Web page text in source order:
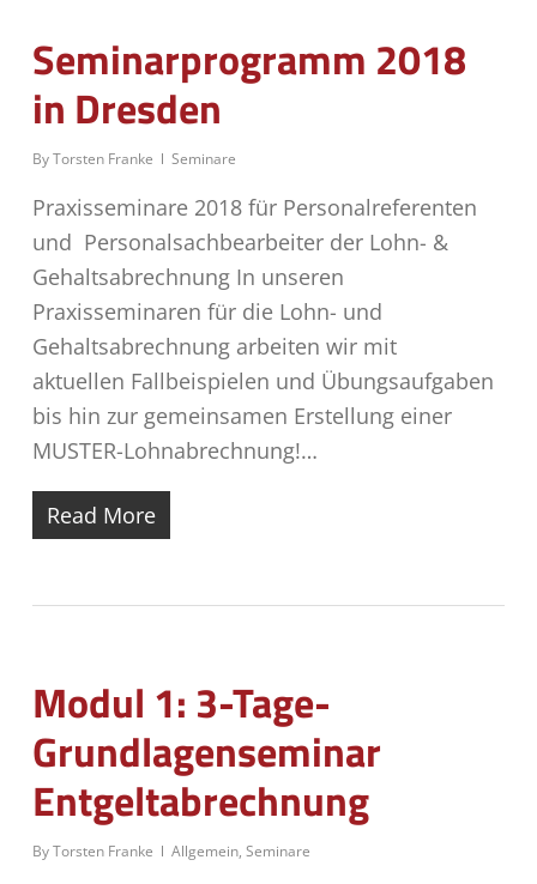
Seminarprogramm 2018
in Dresden
ByTorsten Franke Seminare
Praxisseminare 2018 für Personalreferenten
und Personalsachbearbeiter der Lohn- &
Gehaltsabrechnung In unseren
Praxisseminaren für die Lohn- und
Gehaltsabrechnung arbeiten wir mit
aktuellen Fallbeispielen und Übungsaufgaben
bis hin zur gemeinsamen Erstellung einer
MUSTER-Lohnabrechnung!…
Read More
Modul 1: 3-Tage-
Grundlagenseminar
Entgeltabrechnung
ByTorsten Franke Allgemein, Seminare